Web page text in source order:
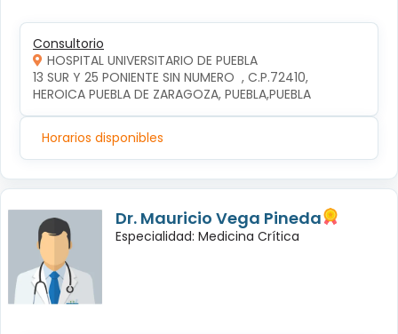
Consultorio
HOSPITAL UNIVERSITARIO DE PUEBLA
13 SUR Y 25 PONIENTE SIN NUMERO  , C.P.72410,
HEROICA PUEBLA DE ZARAGOZA, PUEBLA,PUEBLA
Horarios disponibles
Dr. Mauricio Vega Pineda
Especialidad: Medicina Crítica